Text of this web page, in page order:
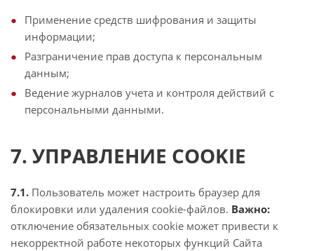
Применение средств шифрования и защиты
информации;
Разграничение прав доступа к персональным
данным;
Ведение журналов учета и контроля действий с
персональными данными.
7. УПРАВЛЕНИЕ COOKIE
7.1. Пользователь может настроить браузер для
блокировки или удаления cookie-файлов. Важно:
отключение обязательных cookie может привести к
некорректной работе некоторых функций Сайта